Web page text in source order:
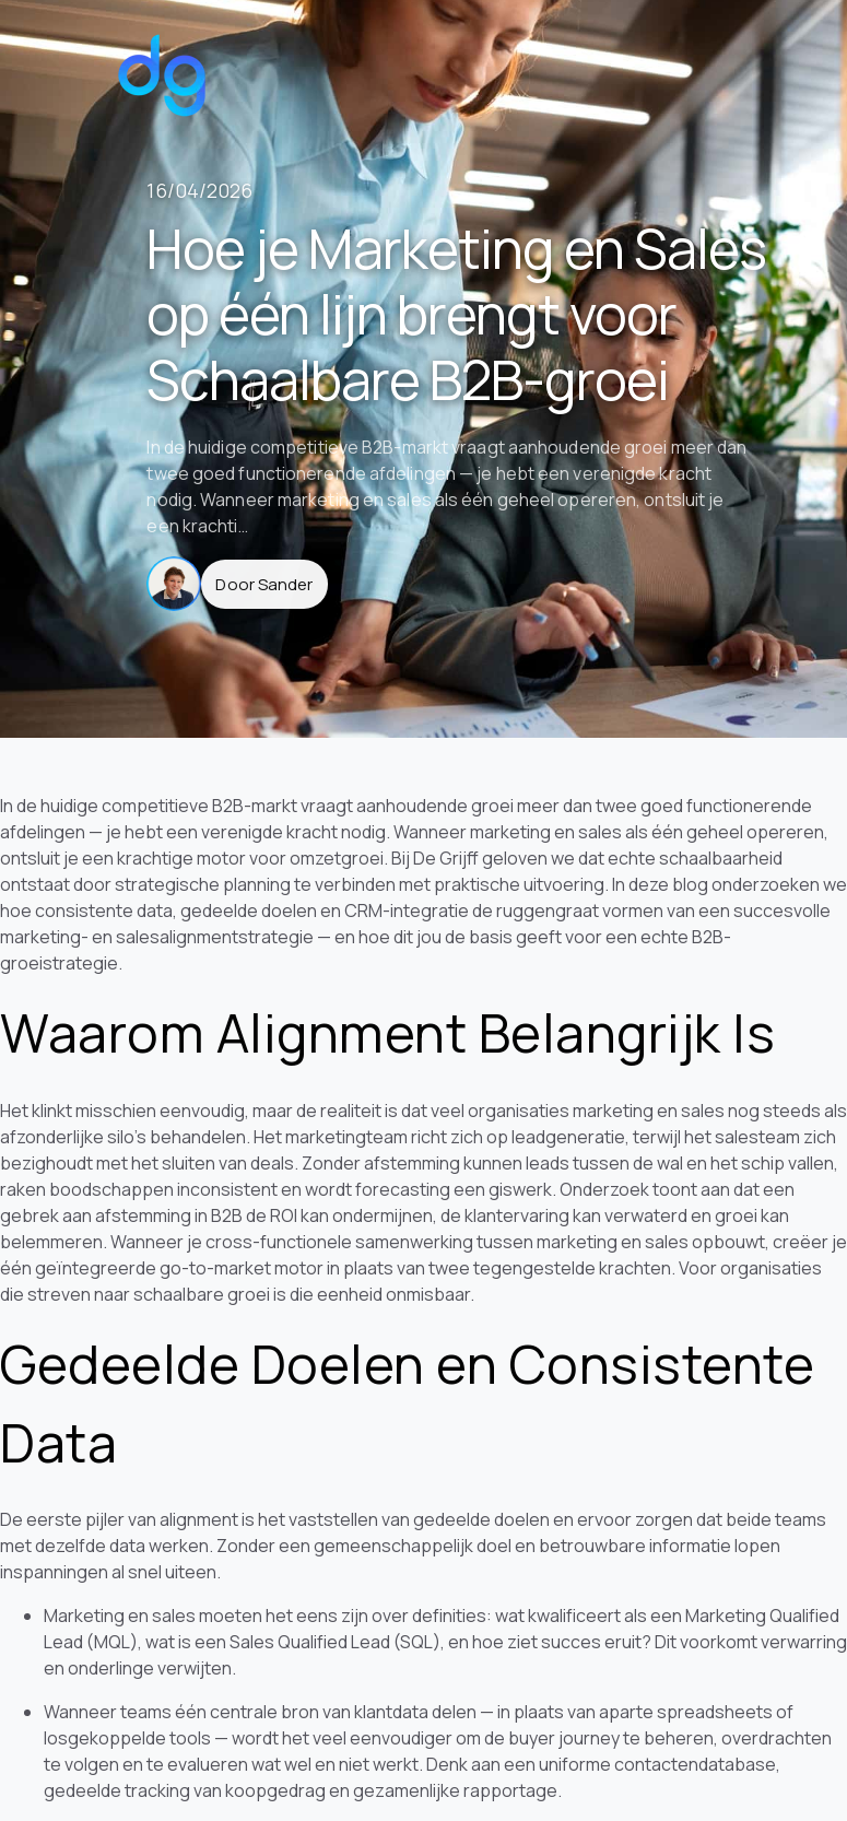
16/04/2026
Hoe je Marketing en Sales
op één lijn brengt voor
Schaalbare B2B-groei
In de huidige competitieve B2B-markt vraagt aanhoudende groei meer dan
twee goed functionerende afdelingen — je hebt een verenigde kracht
nodig. Wanneer marketing en sales als één geheel opereren, ontsluit je
een krachti…
Door Sander
In de huidige competitieve B2B-markt vraagt aanhoudende groei meer dan twee goed functionerende
afdelingen — je hebt een verenigde kracht nodig. Wanneer marketing en sales als één geheel opereren,
ontsluit je een krachtige motor voor omzetgroei. Bij De Grijff geloven we dat echte schaalbaarheid
ontstaat door strategische planning te verbinden met praktische uitvoering. In deze blog onderzoeken we
hoe consistente data, gedeelde doelen en CRM-integratie de ruggengraat vormen van een succesvolle
marketing- en salesalignmentstrategie — en hoe dit jou de basis geeft voor een echte B2B-
groeistrategie.
Waarom Alignment Belangrijk Is
Het klinkt misschien eenvoudig, maar de realiteit is dat veel organisaties marketing en sales nog steeds als
afzonderlijke silo's behandelen. Het marketingteam richt zich op leadgeneratie, terwijl het salesteam zich
bezighoudt met het sluiten van deals. Zonder afstemming kunnen leads tussen de wal en het schip vallen,
raken boodschappen inconsistent en wordt forecasting een giswerk. Onderzoek toont aan dat een
gebrek aan afstemming in B2B de ROI kan ondermijnen, de klantervaring kan verwaterd en groei kan
belemmeren. Wanneer je cross-functionele samenwerking tussen marketing en sales opbouwt, creëer je
één geïntegreerde go-to-market motor in plaats van twee tegengestelde krachten. Voor organisaties
die streven naar schaalbare groei is die eenheid onmisbaar.
Gedeelde Doelen en Consistente
Data
De eerste pijler van alignment is het vaststellen van gedeelde doelen en ervoor zorgen dat beide teams
met dezelfde data werken. Zonder een gemeenschappelijk doel en betrouwbare informatie lopen
inspanningen al snel uiteen.
Marketing en sales moeten het eens zijn over definities: wat kwalificeert als een Marketing Qualified
Lead (MQL), wat is een Sales Qualified Lead (SQL), en hoe ziet succes eruit? Dit voorkomt verwarring
en onderlinge verwijten.
Wanneer teams één centrale bron van klantdata delen — in plaats van aparte spreadsheets of
losgekoppelde tools — wordt het veel eenvoudiger om de buyer journey te beheren, overdrachten
te volgen en te evalueren wat wel en niet werkt. Denk aan een uniforme contactendatabase,
gedeelde tracking van koopgedrag en gezamenlijke rapportage.